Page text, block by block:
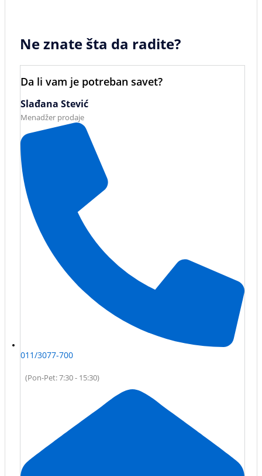
Ne znate šta da radite?
Da li vam je potreban savet?
Slađana Stević
Menadžer prodaje
011/3077-700
(Pon-Pet: 7:30 - 15:30)